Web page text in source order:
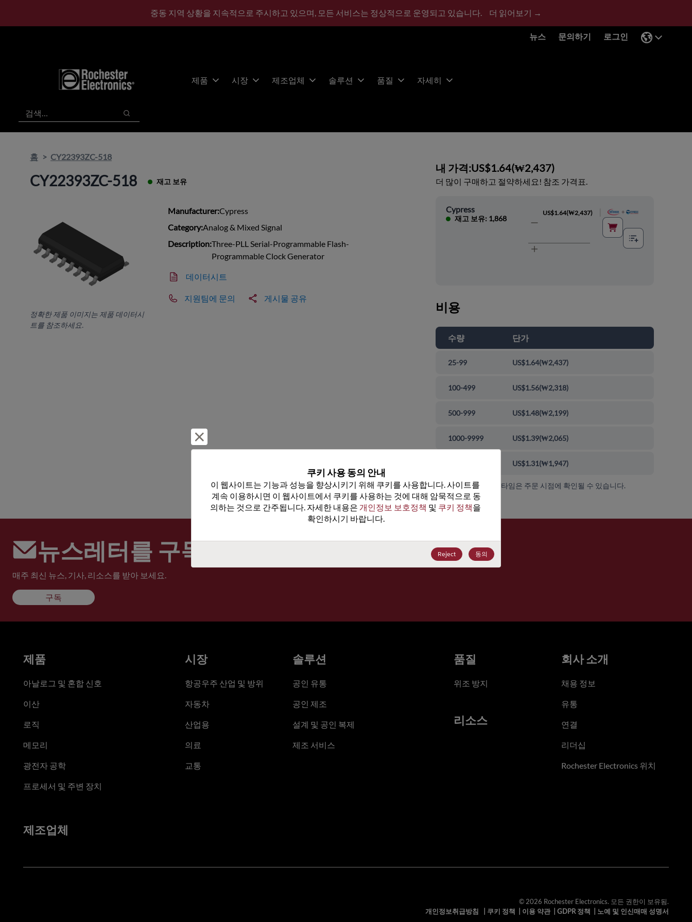
중동 지역 상황을 지속적으로 주시하고 있으며, 모든 서비스는 정상적으로 운영되고 있습니다. 더 읽어보기 →
뉴스 문의하기 로그인
제품 시장 제조업체 솔루션 품질 자세히
검색
검색
홈 CY22393ZC-518
CY22393ZC-518 재고 보유
정확한 제품 이미지는 제품 데이터시
트를 참조하세요.
Manufacturer:Cypress
Category:Analog & Mixed Signal
Description:Three-PLL Serial-Programmable Flash-
Programmable Clock Generator
데이터시트
지원팀에 문의 게시물 공유
내 가격:US$1.64(₩2,437)
더 많이 구매하고 절약하세요! 참조 가격표.
Cypress
재고 보유: 1,868
US$1.64(₩2,437)
비용
수량 단가
25-99 US$1.64(₩2,437)
100-499 US$1.56(₩2,318)
500-999 US$1.48(₩2,199)
1000-9999 US$1.39(₩2,065)
US$1.31(₩1,947)
가격, 가용성 및 리드 타임은 주문 시점에 확인될 수 있습니다.
뉴스레터를 구독하세요
매주 최신 뉴스, 기사, 리소스를 받아 보세요.
구독
쿠키 사용 동의 안내
이 웹사이트는 기능과 성능을 향상시키기 위해 쿠키를 사용합니다. 사이트를
계속 이용하시면 이 웹사이트에서 쿠키를 사용하는 것에 대해 암묵적으로 동
의하는 것으로 간주됩니다. 자세한 내용은 개인정보 보호정책 및 쿠키 정책을
확인하시기 바랍니다.
Reject 동의
제품
아날로그 및 혼합 신호
이산
로직
메모리
광전자 공학
프로세서 및 주변 장치
시장
항공우주 산업 및 방위
자동차
산업용
의료
교통
솔루션
공인 유통
공인 제조
설계 및 공인 복제
제조 서비스
품질
위조 방지
리소스
회사 소개
채용 정보
유통
연결
리더십
Rochester Electronics 위치
제조업체
© 2026 Rochester Electronics. 모든 권한이 보유됨.
개인정보취급방침
쿠키 정책 이용 약관| GDPR 정책 노예 및 인신매매 성명서